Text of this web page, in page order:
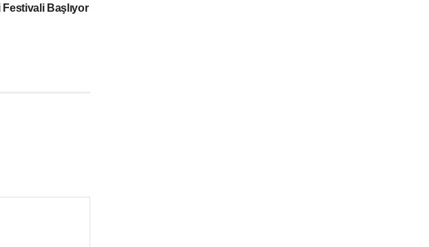
Festivali Başlıyor